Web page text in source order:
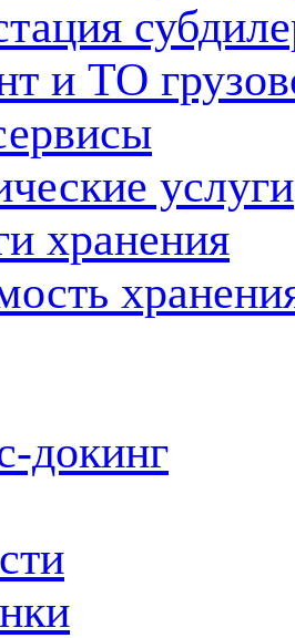
и ТО
услуги
хранения
докинг